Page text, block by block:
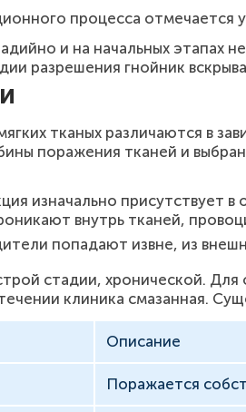
процесса отмечается
и на начальных этапах
разрешения гнойник
тканых различаются в
поражения тканей и
изначально присутствует
внутрь тканей,
попадают извне, из
стадии, хронической.
клиника смазанная.
Описание
Поражается